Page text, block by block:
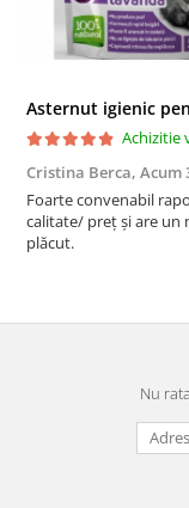
Achizitie
Cristina Berca, Acum
Foarte convenabil
calitate/ preț și are un
plăcut.
Nu